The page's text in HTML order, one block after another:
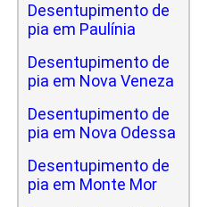
Desentupimento de
pia em Paulínia
Desentupimento de
pia em Nova Veneza
Desentupimento de
pia em Nova Odessa
Desentupimento de
pia em Monte Mor